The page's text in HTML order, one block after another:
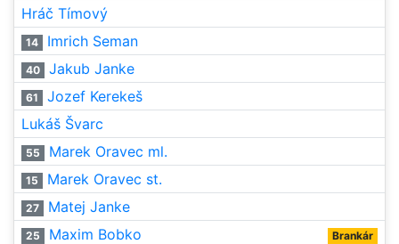
Hráč Tímový
14 Imrich Seman
40 Jakub Janke
61
Jozef Kerekeš
Lukáš Švarc
55 Marek Oravec ml.
15 Marek Oravec st.
27 Matej Janke
25 Maxim Bobko Brankár